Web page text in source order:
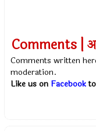
Comments |
Comments written
moderation.
Like us on Facebook